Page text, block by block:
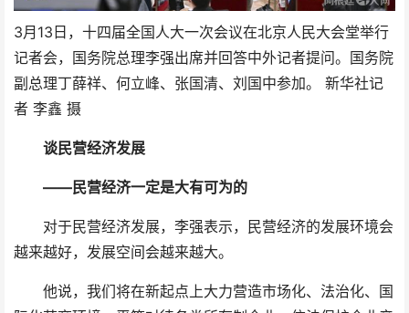
3月13日，十四届全国人大一次会议在北京人民大会堂举行
记者会，国务院总理李强出席并回答中外记者提问。国务院
副总理丁薛祥、何立峰、张国清、刘国中参加。 新华社记
者 李鑫 摄
谈民营经济发展
——民营经济一定是大有可为的
对于民营经济发展，李强表示，民营经济的发展环境会
越来越好，发展空间会越来越大。
他说，我们将在新起点上大力营造市场化、法治化、国